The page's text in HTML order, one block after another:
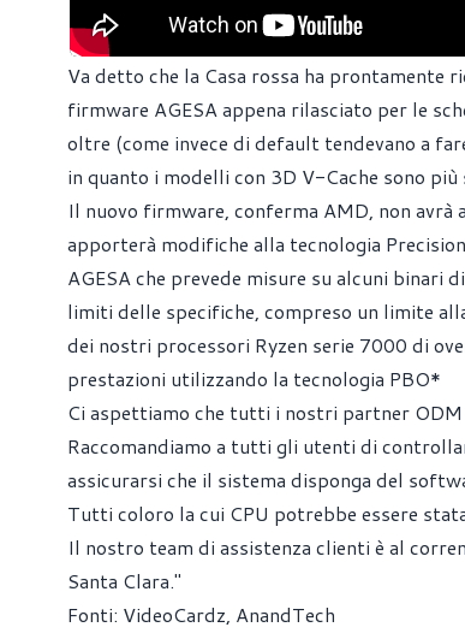
Va detto che la Casa rossa ha prontamente
firmware AGESA appena rilasciato per le
oltre (come invece di default tendevano a
in quanto i modelli con 3D V-Cache sono
Il nuovo firmware, conferma AMD, non
apporterà modifiche alla tecnologia
AGESA che prevede misure su alcuni binari
limiti delle specifiche, compreso un limite
dei nostri processori Ryzen serie 7000 di
prestazioni utilizzando la tecnologia PBO*
Ci aspettiamo che tutti i nostri partner
Raccomandiamo a tutti gli utenti di
assicurarsi che il sistema disponga del
Tutti coloro la cui CPU potrebbe essere
Il nostro team di assistenza clienti è al
Santa Clara."
Fonti: VideoCardz, AnandTech